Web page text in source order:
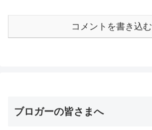
コメントを書き込む
ブロガーの皆さまへ